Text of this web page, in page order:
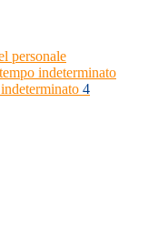
personale
indeterminato
4